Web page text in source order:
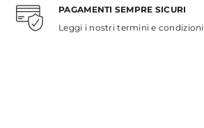
PAGAMENTI SEMPRE SICURI
Leggi i nostri termini e condizioni